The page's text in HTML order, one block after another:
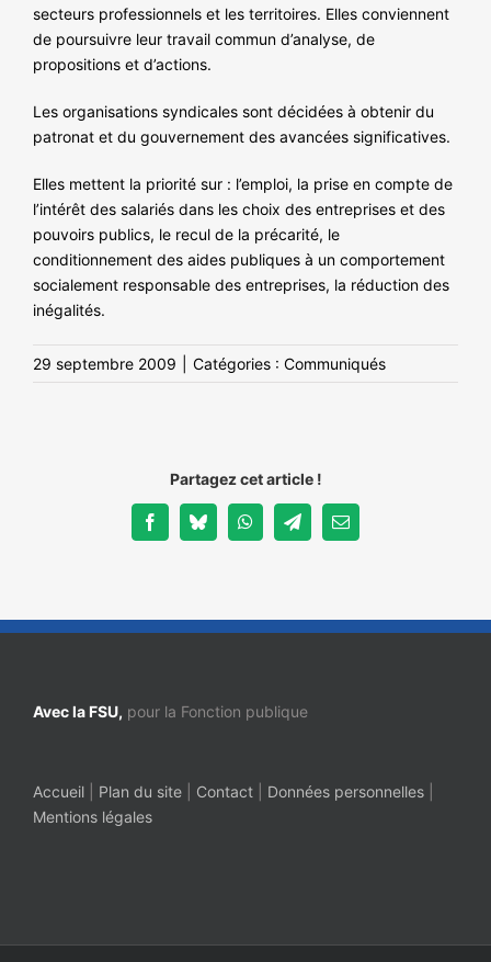
secteurs professionnels et les territoires. Elles conviennent
de poursuivre leur travail commun d’analyse, de
propositions et d’actions.
Les organisations syndicales sont décidées à obtenir du
patronat et du gouvernement des avancées significatives.
Elles mettent la priorité sur : l’emploi, la prise en compte de
l’intérêt des salariés dans les choix des entreprises et des
pouvoirs publics, le recul de la précarité, le
conditionnement des aides publiques à un comportement
socialement responsable des entreprises, la réduction des
inégalités.
29 septembre 2009 Catégories : Communiqués
Partagez cet article !
FacebookBlueskyWhatsAppTelegramEmail
Avec la FSU, pour la Fonction publique
Accueil Plan du site Contact Données personnelles
Mentions légales